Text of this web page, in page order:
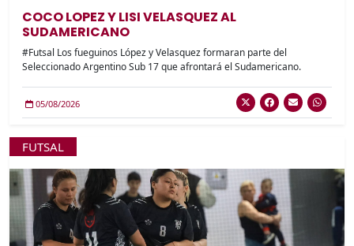
COCO LOPEZ Y LISI VELASQUEZ AL
SUDAMERICANO
#Futsal Los fueguinos López y Velasquez formaran parte del
Seleccionado Argentino Sub 17 que afrontará el Sudamericano.
05/08/2026
FUTSAL